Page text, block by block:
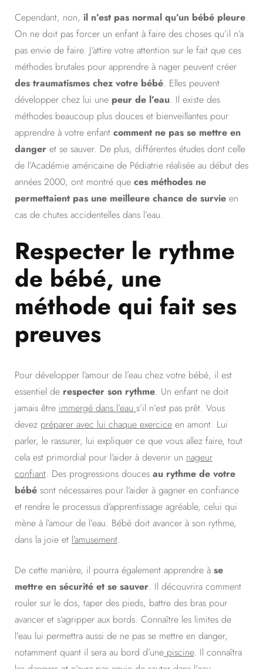
Cependant, non, il n’est pas normal qu’un bébé pleure.
On ne doit pas forcer un enfant à faire des choses qu’il n’a
pas envie de faire. J’attire votre attention sur le fait que ces
méthodes brutales pour apprendre à nager peuvent créer
des traumatismes chez votre bébé. Elles peuvent
développer chez lui une peur de l’eau. Il existe des
méthodes beaucoup plus douces et bienveillantes pour
apprendre à votre enfant comment ne pas se mettre en
danger et se sauver. De plus, différentes études dont celle
de l’Académie américaine de Pédiatrie réalisée au début des
années 2000, ont montré que ces méthodes ne
permettaient pas une meilleure chance de survie en
cas de chutes accidentelles dans l’eau.
Respecter le rythme
de bébé, une
méthode qui fait ses
preuves
Pour développer l’amour de l’eau chez votre bébé, il est
essentiel de respecter son rythme. Un enfant ne doit
jamais être immergé dans l’eau s’il n’est pas prêt. Vous
devez préparer avec lui chaque exercice en amont. Lui
parler, le rassurer, lui expliquer ce que vous allez faire, tout
cela est primordial pour l’aider à devenir un nageur
confiant. Des progressions douces au rythme de votre
bébé sont nécessaires pour l’aider à gagner en confiance
et rendre le processus d’apprentissage agréable, celui qui
mène à l’amour de l’eau. Bébé doit avancer à son rythme,
dans la joie et l’amusement.
De cette manière, il pourra également apprendre à se
mettre en sécurité et se sauver. Il découvrira comment
rouler sur le dos, taper des pieds, battre des bras pour
avancer et s’agripper aux bords. Connaître les limites de
l’eau lui permettra aussi de ne pas se mettre en danger,
notamment quant il sera au bord d’une piscine. Il connaîtra